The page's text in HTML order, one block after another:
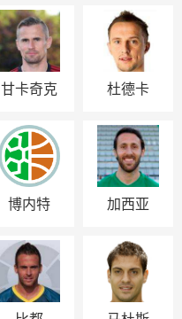
甘卡奇克 杜德卡
博内特 加西亚